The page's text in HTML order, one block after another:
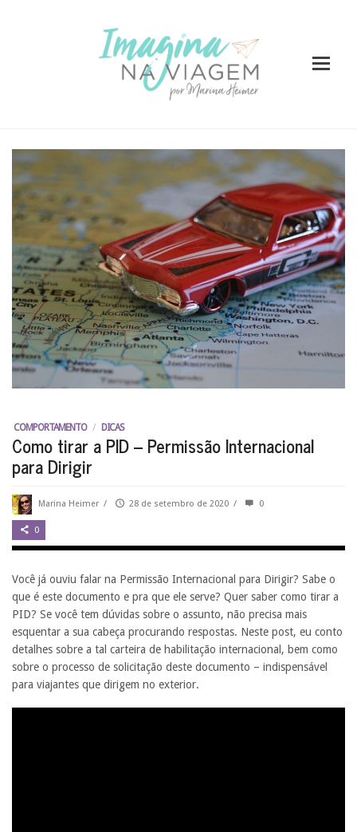
COMPORTAMENTO / DICAS
Como tirar a PID – Permissão Internacional
para Dirigir
Marina Heimer / 28 de setembro de 2020 / 0
0
Você já ouviu falar na Permissão Internacional para Dirigir? Sabe o
que é este documento e pra que ele serve? Quer saber como tirar a
PID? Se você tem dúvidas sobre o assunto, não precisa mais
esquentar a sua cabeça procurando respostas. Neste post, eu conto
detalhes sobre a tal carteira de habilitação internacional, bem como
sobre o processo de solicitação deste documento – indispensável
para viajantes que dirigem no exterior.